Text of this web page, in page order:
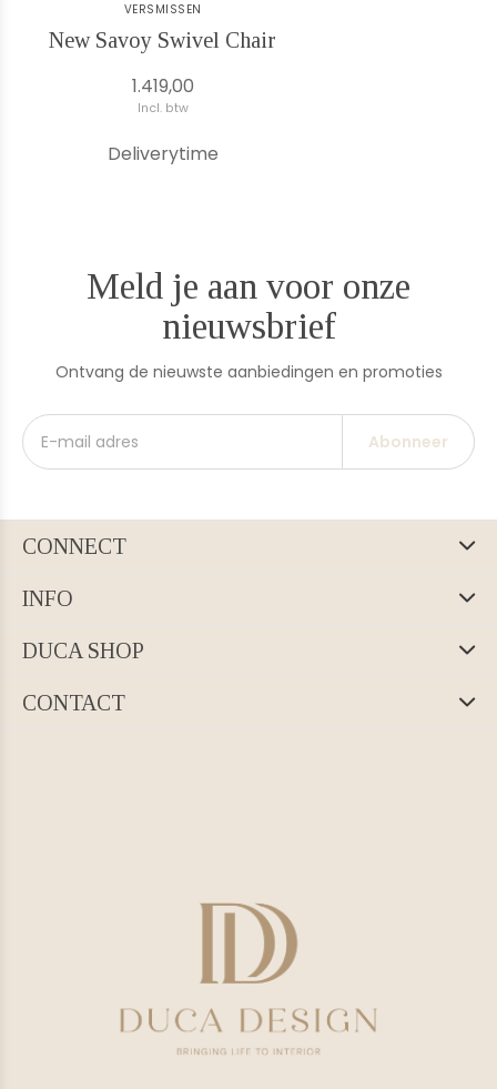
VERSMISSEN
New Savoy Swivel Chair
1.419,00
Incl. btw
Deliverytime
Meld je aan voor onze
nieuwsbrief
Ontvang de nieuwste aanbiedingen en promoties
Abonneer
CONNECT
INFO
DUCA SHOP
CONTACT